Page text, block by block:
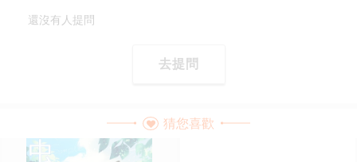
還沒有人提問
去提問
猜您喜歡